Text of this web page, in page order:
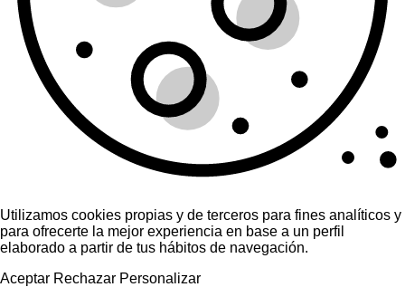
Utilizamos cookies propias y de terceros para fines analíticos y
para ofrecerte la mejor experiencia en base a un perfil
elaborado a partir de tus hábitos de navegación.
Aceptar Rechazar Personalizar